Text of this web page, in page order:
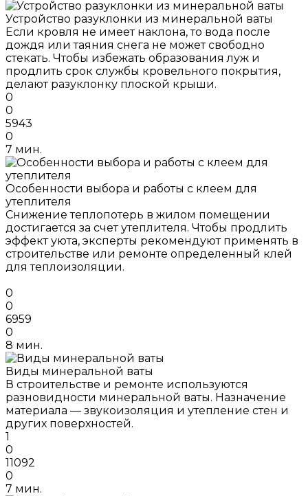
Устройство разуклонки из минеральной ваты
Если кровля не имеет наклона, то вода после
дождя или таяния снега не может свободно
стекать. Чтобы избежать образования луж и
продлить срок службы кровельного покрытия,
делают разуклонку плоской крыши.
0
0
5943
0
7 мин.
Особенности выбора и работы с клеем для
утеплителя
Снижение теплопотерь в жилом помещении
достигается за счет утеплителя. Чтобы продлить
эффект уюта, эксперты рекомендуют применять в
строительстве или ремонте определенный клей
для теплоизоляции.
0
0
6959
0
8 мин.
Виды минеральной ваты
В строительстве и ремонте используются
разновидности минеральной ваты. Назначение
материала — звукоизоляция и утепление стен и
других поверхностей.
1
0
11092
0
7 мин.